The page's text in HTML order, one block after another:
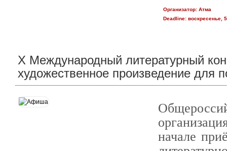
Организатор:Атма
Deadline:воскресенье,
X Международный литературный
художественное произведение для
начале